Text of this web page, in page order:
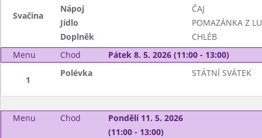
Svačina
Nápoj
ČAJ
Jídlo
POMAZÁNKA Z
Doplněk
CHLÉB
Menu
Chod Pátek 8. 5. 2026 (11:00 - 13:00)
1
Polévka STÁTNÍ SVÁTEK
Menu Chod
Pondělí 11. 5. 2026
(11:00 - 13:00)